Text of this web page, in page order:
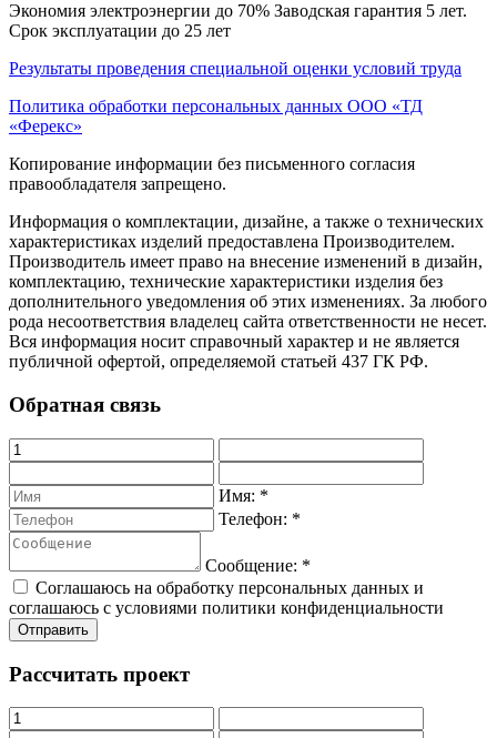
Экономия электроэнергии до 70% Заводская гарантия 5 лет.
Срок эксплуатации до 25 лет
Результаты проведения специальной оценки условий труда
Политика обработки персональных данных ООО «ТД
«Ферекс»
Копирование информации без письменного согласия
правообладателя запрещено.
Информация о комплектации, дизайне, а также о технических
характеристиках изделий предоставлена Производителем.
Производитель имеет право на внесение изменений в дизайн,
комплектацию, технические характеристики изделия без
дополнительного уведомления об этих изменениях. За любого
рода несоответствия владелец сайта ответственности не несет.
Вся информация носит справочный характер и не является
публичной офертой, определяемой статьей 437 ГК РФ.
Обратная связь
Имя: *
Телефон: *
Сообщение: *
Соглашаюсь на обработку персональных данных и
соглашаюсь с условиями политики конфиденциальности
Рассчитать проект